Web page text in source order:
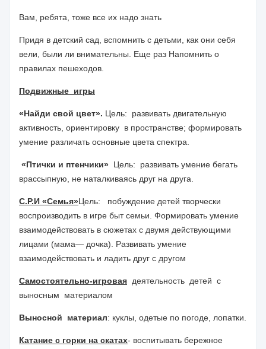
Вам, ребята, тоже все их надо знать
Придя в детский сад, вспомнить с детьми, как они себя
вели, были ли внимательны. Еще раз Напомнить о
правилах пешеходов.
Подвижные игры
«Найди свой цвет». Цель: развивать двигательную
активность, ориентировку в пространстве; формировать
умение различать основные цвета спектра.
«Птички и птенчики» Цель: развивать умение бегать
врассыпную, не наталкиваясь друг на друга.
С.Р.И «Семья»Цель:
побуждение детей творчески
воспроизводить в игре быт семьи. Формировать умение
взаимодействовать в сюжетах с двумя действующими
лицами (мама— дочка). Развивать умение
взаимодействовать и ладить друг с другом
Самостоятельно-игровая деятельность детей с
выносным материалом
Выносной материал: куклы, одетые по погоде, лопатки.
Катание с горки на скатах- воспитывать бережное